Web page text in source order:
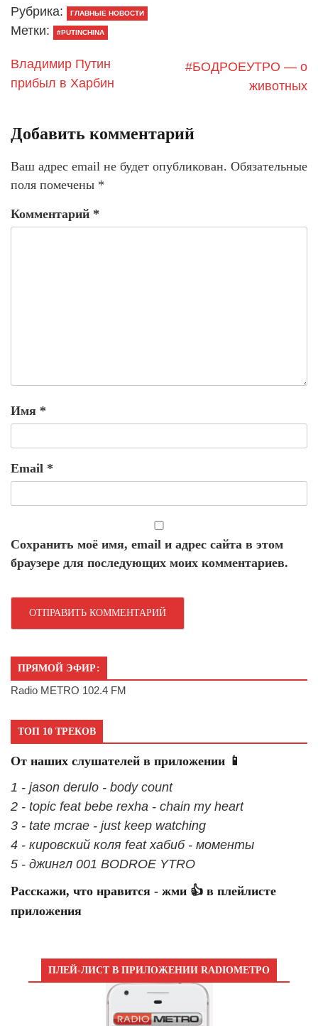
Рубрика: ГЛАВНЫЕ НОВОСТИ
Метки: #PUTINCHINA
Владимир Путин
прибыл в Харбин
#БОДРОЕУТРО — о
животных
Добавить комментарий
Ваш адрес email не будет опубликован. Обязательные
поля помечены *
Комментарий *
Имя *
Email *
Сохранить моё имя, email и адрес сайта в этом
браузере для последующих моих комментариев.
ПРЯМОЙ ЭФИР:
Radio METRO 102.4 FM
ТОП 10 ТРЕКОВ
От наших слушателей в приложении 📱
1 - jason derulo - body count
2 - topic feat bebe rexha - chain my heart
3 - tate mcrae - just keep watching
4 - кировский коля feat хабиб - моменты
5 - джингл 001 BODROE YTRO
Расскажи, что нравится - жми 👍 в плейлисте
приложения
ПЛЕЙ-ЛИСТ В ПРИЛОЖЕНИИ RADIOМЕТРО